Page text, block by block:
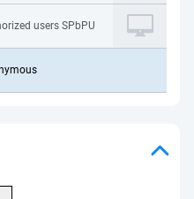
users SPbPU